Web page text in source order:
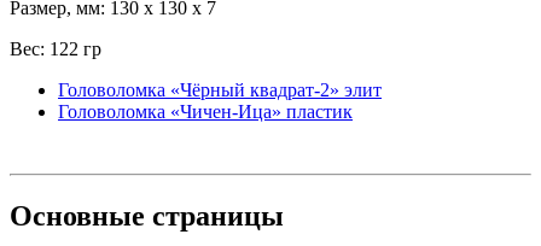
Размер, мм: 130 x 130 x 7
Вес: 122 гр
Головоломка «Чёрный квадрат-2» элит
Головоломка «Чичен-Ица» пластик
Основные страницы